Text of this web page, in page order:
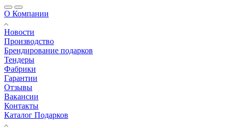
О Компании
Новости
Производство
Брендирование подарков
Тендеры
Фабрики
Гарантии
Отзывы
Вакансии
Контакты
Каталог Подарков